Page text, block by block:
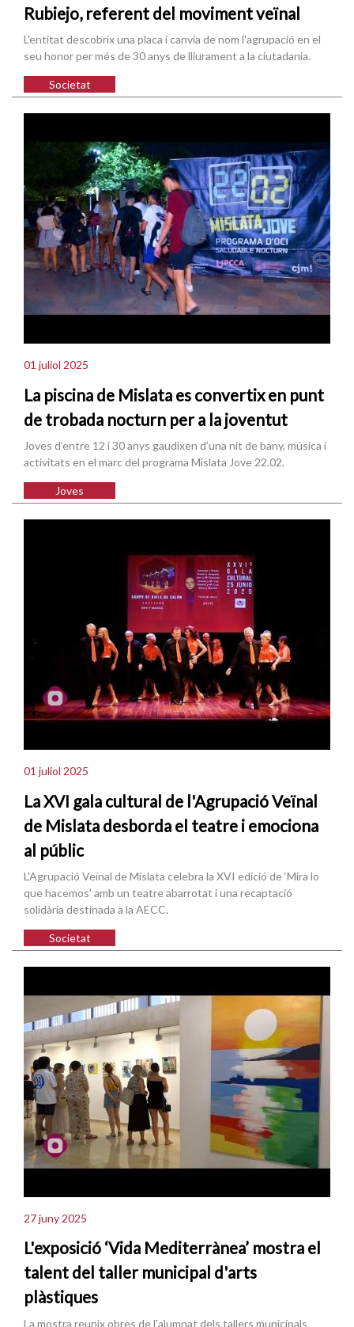
Rubiejo, referent del moviment veïnal
L'entitat descobrix una placa i canvia de nom l'agrupació en el
seu honor per més de 30 anys de lliurament a la ciutadania.
Societat
01 juliol 2025
La piscina de Mislata es convertix en punt
de trobada nocturn per a la joventut
Joves d’entre 12 i 30 anys gaudixen d’una nit de bany, música i
activitats en el marc del programa Mislata Jove 22.02.
Joves
01 juliol 2025
La XVI gala cultural de l'Agrupació Veïnal
de Mislata desborda el teatre i emociona
al públic
L'Agrupació Veïnal de Mislata celebra la XVI edició de ‘Mira lo
que hacemos’ amb un teatre abarrotat i una recaptació
solidària destinada a la AECC.
Societat
27 juny 2025
L'exposició ‘Vida Mediterrànea’ mostra el
talent del taller municipal d'arts
plàstiques
La mostra reunix obres de l'alumnat dels tallers municipals